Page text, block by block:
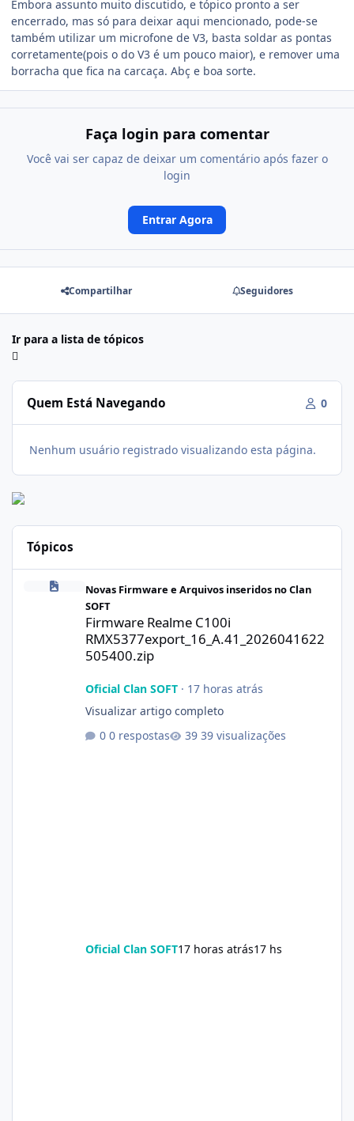
Embora assunto muito discutido, e tópico pronto a ser
encerrado, mas só para deixar aqui mencionado, pode-se
também utilizar um microfone de V3, basta soldar as pontas
corretamente(pois o do V3 é um pouco maior), e remover uma
borracha que fica na carcaça. Abç e boa sorte.
Faça login para comentar
Você vai ser capaz de deixar um comentário após fazer o
login
Entrar Agora
Compartilhar Seguidores
Ir para a lista de tópicos
Quem Está Navegando 0
Nenhum usuário registrado visualizando esta página.
Tópicos
Novas Firmware e Arquivos inseridos no Clan
SOFT
Firmware Realme C100i
RMX5377export_16_A.41_2026041622
505400.zip
Oficial Clan SOFT· 17 horas atrás
Visualizar artigo completo
0 respostas
39 visualizações
Oficial Clan SOFT17 horas atrás17 hs